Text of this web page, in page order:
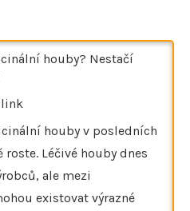
houby? Nestačí
houby v posledních
roste. Léčivé houby dnes
ale mezi
existovat výrazné